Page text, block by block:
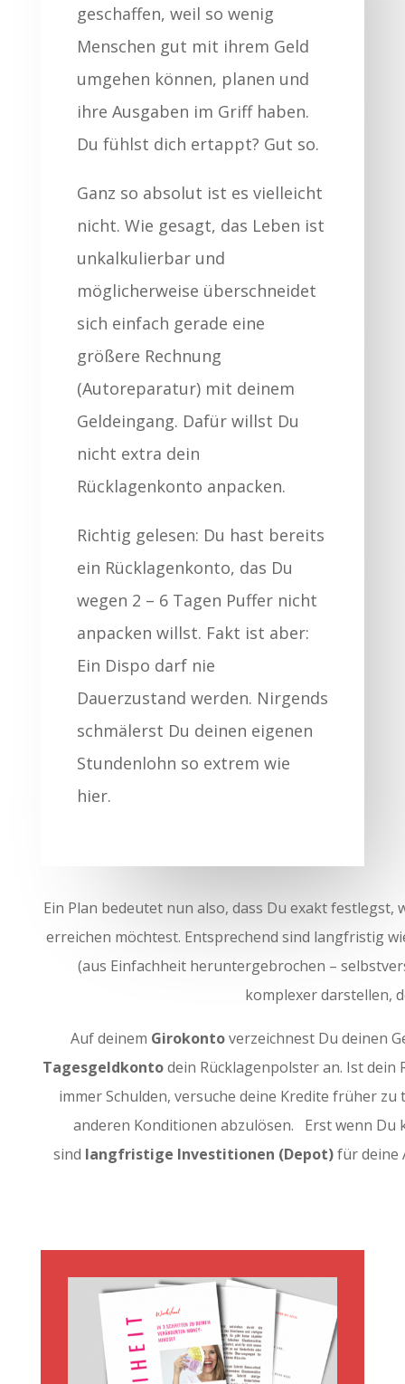
geschaffen, weil so wenig
Menschen gut mit ihrem Geld
umgehen können, planen und
ihre Ausgaben im Griff haben.
Du fühlst dich ertappt? Gut so.
Ganz so absolut ist es vielleicht
nicht. Wie gesagt, das Leben ist
unkalkulierbar und
möglicherweise überschneidet
sich einfach gerade eine
größere Rechnung
(Autoreparatur) mit deinem
Geldeingang. Dafür willst Du
nicht extra dein
Rücklagenkonto anpacken.
Richtig gelesen: Du hast bereits
ein Rücklagenkonto, das Du
wegen 2 – 6 Tagen Puffer nicht
anpacken willst. Fakt ist aber:
Ein Dispo darf nie
Dauerzustand werden. Nirgends
schmälerst Du deinen eigenen
Stundenlohn so extrem wie
hier.
Ein Plan bedeutet nun also, dass Du exakt
erreichen möchtest. Entsprechend sind langfristig
(aus Einfachheit heruntergebrochen –
komplexer darstellen,
Auf deinem Girokontoverzeichnest Du deinen
Tagesgeldkontodein Rücklagenpolster an. Ist
immer Schulden, versuche deine Kredite früher
anderen Konditionen abzulösen. Erst wenn
sind langfristige Investitionen (Depot)für deine